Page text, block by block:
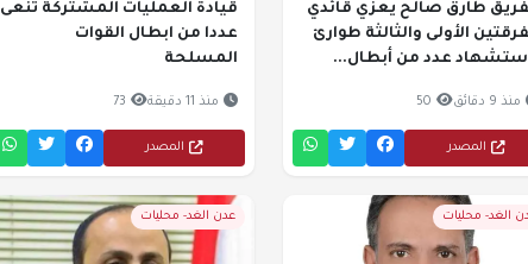
طارق صالح يعزي قائدي
الأولى والثالثة طوارئ
عدد من أبطال...
منذ 9 دقائق 50
المصدر
قيادة العمليات المشتركة تنعى
عددا من ابطال القوات
المسلحة
منذ 11 دقيقة 73
المصدر
الغد- محليات عدن الغد- محليات